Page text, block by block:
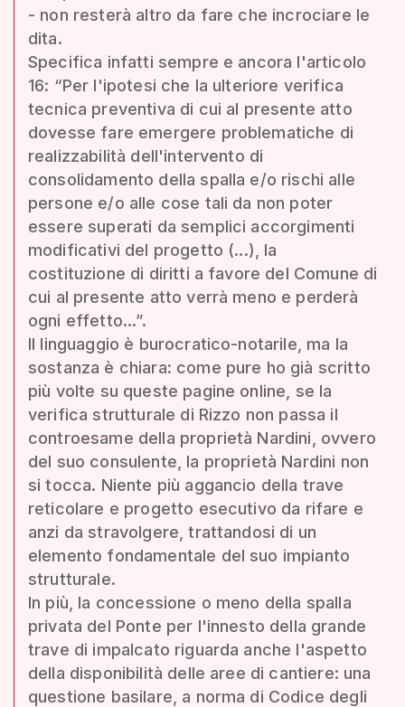
- non resterà altro da fare che incrociare le
dita.
Specifica infatti sempre e ancora l'articolo
16: “Per l'ipotesi che la ulteriore verifica
tecnica preventiva di cui al presente atto
dovesse fare emergere problematiche di
realizzabilità dell'intervento di
consolidamento della spalla e/o rischi alle
persone e/o alle cose tali da non poter
essere superati da semplici accorgimenti
modificativi del progetto (...), la
costituzione di diritti a favore del Comune di
cui al presente atto verrà meno e perderà
ogni effetto...”.
Il linguaggio è burocratico-notarile, ma la
sostanza è chiara: come pure ho già scritto
più volte su queste pagine online, se la
verifica strutturale di Rizzo non passa il
controesame della proprietà Nardini, ovvero
del suo consulente, la proprietà Nardini non
si tocca. Niente più aggancio della trave
reticolare e progetto esecutivo da rifare e
anzi da stravolgere, trattandosi di un
elemento fondamentale del suo impianto
strutturale.
In più, la concessione o meno della spalla
privata del Ponte per l'innesto della grande
trave di impalcato riguarda anche l'aspetto
della disponibilità delle aree di cantiere: una
questione basilare, a norma di Codice degli